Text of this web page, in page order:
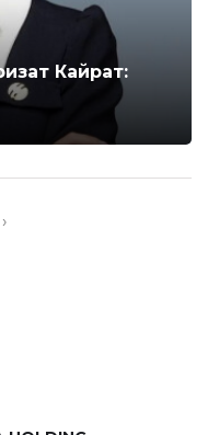
Кайрат:
›